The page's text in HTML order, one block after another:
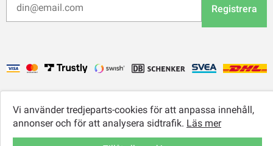
Registrera
© 2026 TCM Online Retail AB
Vi använder tredjeparts-cookies för att anpassa innehåll,
annonser och för att analysera sidtrafik. Läs mer